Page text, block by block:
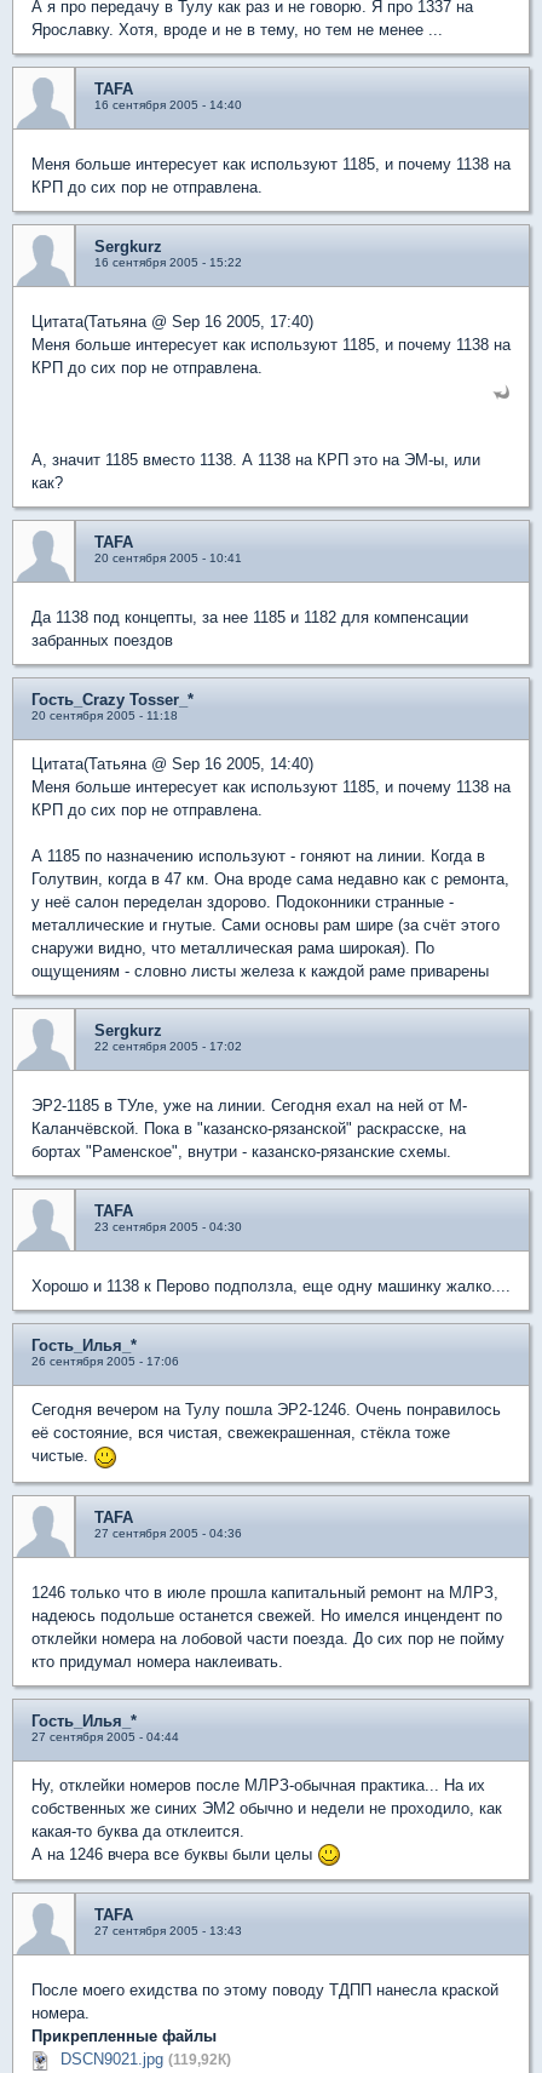
А я про передачу в Тулу как раз и не говорю. Я про 1337 на
Ярославку. Хотя, вроде и не в тему, но тем не менее ...
TAFA
16 сентября 2005 - 14:40
Меня больше интересует как используют 1185, и почему 1138 на
КРП до сих пор не отправлена.
Sergkurz
16 сентября 2005 - 15:22
Цитата(Татьяна @ Sep 16 2005, 17:40)
Меня больше интересует как используют 1185, и почему 1138 на
КРП до сих пор не отправлена.
А, значит 1185 вместо 1138. А 1138 на КРП это на ЭМ-ы, или
как?
TAFA
20 сентября 2005 - 10:41
Да 1138 под концепты, за нее 1185 и 1182 для компенсации
забранных поездов
Гость_Crazy Tosser_*
20 сентября 2005 - 11:18
Цитата(Татьяна @ Sep 16 2005, 14:40)
Меня больше интересует как используют 1185, и почему 1138 на
КРП до сих пор не отправлена.
А 1185 по назначению используют - гоняют на линии. Когда в
Голутвин, когда в 47 км. Она вроде сама недавно как с ремонта,
у неё салон переделан здорово. Подоконники странные -
металлические и гнутые. Сами основы рам шире (за счёт этого
снаружи видно, что металлическая рама широкая). По
ощущениям - словно листы железа к каждой раме приварены
Sergkurz
22 сентября 2005 - 17:02
ЭР2-1185 в ТУле, уже на линии. Сегодня ехал на ней от М-
Каланчёвской. Пока в "казанско-рязанской" раскрасске, на
бортах "Раменское", внутри - казанско-рязанские схемы.
TAFA
23 сентября 2005 - 04:30
Хорошо и 1138 к Перово подползла, еще одну машинку жалко....
Гость_Илья_*
26 сентября 2005 - 17:06
Сегодня вечером на Тулу пошла ЭР2-1246. Очень понравилось
её состояние, вся чистая, свежекрашенная, стёкла тоже
чистые.
TAFA
27 сентября 2005 - 04:36
1246 только что в июле прошла капитальный ремонт на МЛРЗ,
надеюсь подольше останется свежей. Но имелся инцендент по
отклейки номера на лобовой части поезда. До сих пор не пойму
кто придумал номера наклеивать.
Гость_Илья_*
27 сентября 2005 - 04:44
Ну, отклейки номеров после МЛРЗ-обычная практика... На их
собственных же синих ЭМ2 обычно и недели не проходило, как
какая-то буква да отклеится.
А на 1246 вчера все буквы были целы
TAFA
27 сентября 2005 - 13:43
После моего ехидства по этому поводу ТДПП нанесла краской
номера.
Прикрепленные файлы
DSCN9021.jpg (119,92К)